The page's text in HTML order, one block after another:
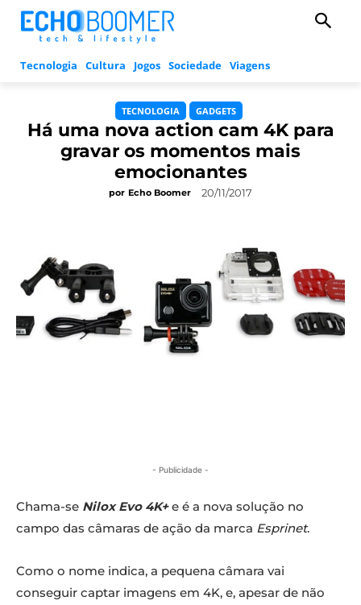
Tecnologia Cultura Jogos Sociedade Viagens
TECNOLOGIA GADGETS
Há uma nova action cam 4K para
gravar os momentos mais
emocionantes
por Echo Boomer 20/11/2017
- Publicidade -
Chama-se Nilox Evo 4K+e é a nova solução no
campo das câmaras de ação da marca Esprinet.
Como o nome indica, a pequena câmara vai
conseguir captar imagens em 4K, e, apesar de não